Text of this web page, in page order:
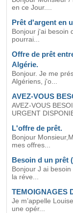
en ce Jour....
Prêt d'argent en
Bonjour j'ai besoin
pourrai...
Offre de prêt
Algérie.
Bonjour. Je me
Algériens, j'o...
AVEZ-VOUS
AVEZ-VOUS
URGENT
L'offre de prêt.
Bonjour
mes offres...
Besoin d un prêt
Bonjour J ai
la réve...
TEMOIGNAGES
Je m’appelle
une opér...